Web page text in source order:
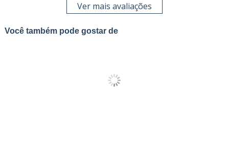
Ver mais avaliações
Você também pode gostar de